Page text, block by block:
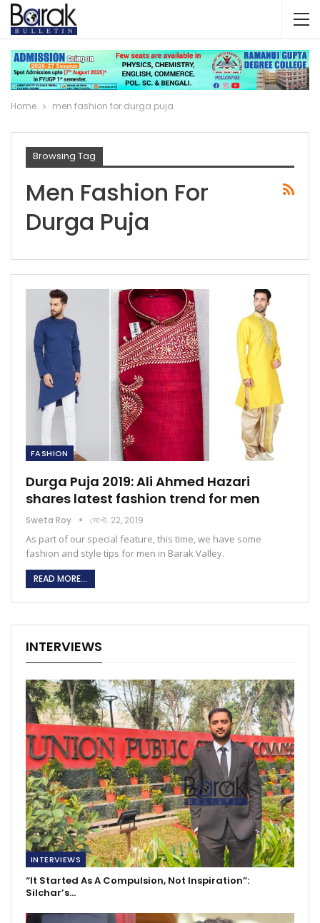
Home men fashion for durga puja
Browsing Tag
Men Fashion For
Durga Puja
FASHION
Durga Puja 2019: Ali Ahmed Hazari
shares latest fashion trend for men
Sweta Roy সেপ্টে. 22, 2019
As part of our special feature, this time, we have some
fashion and style tips for men in Barak Valley.
READ MORE...
INTERVIEWS
INTERVIEWS
“It Started As A Compulsion, Not Inspiration”:
Silchar’s…